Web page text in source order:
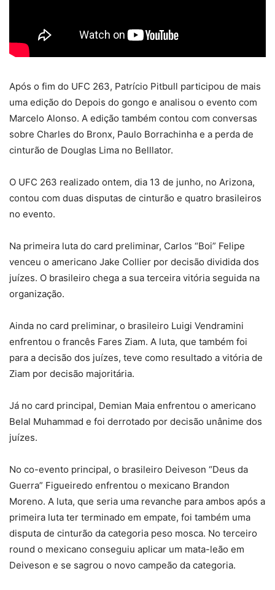
Após o fim do UFC 263, Patrício Pitbull participou de mais
uma edição do Depois do gongo e analisou o evento com
Marcelo Alonso. A edição também contou com conversas
sobre Charles do Bronx, Paulo Borrachinha e a perda de
cinturão de Douglas Lima no Belllator.
O UFC 263 realizado ontem, dia 13 de junho, no Arizona,
contou com duas disputas de cinturão e quatro brasileiros
no evento.
Na primeira luta do card preliminar, Carlos “Boi” Felipe
venceu o americano Jake Collier por decisão dividida dos
juízes. O brasileiro chega a sua terceira vitória seguida na
organização.
Ainda no card preliminar, o brasileiro Luigi Vendramini
enfrentou o francês Fares Ziam. A luta, que também foi
para a decisão dos juízes, teve como resultado a vitória de
Ziam por decisão majoritária.
Já no card principal, Demian Maia enfrentou o americano
Belal Muhammad e foi derrotado por decisão unânime dos
juízes.
No co-evento principal, o brasileiro Deiveson “Deus da
Guerra” Figueiredo enfrentou o mexicano Brandon
Moreno. A luta, que seria uma revanche para ambos após a
primeira luta ter terminado em empate, foi também uma
disputa de cinturão da categoria peso mosca. No terceiro
round o mexicano conseguiu aplicar um mata-leão em
Deiveson e se sagrou o novo campeão da categoria.